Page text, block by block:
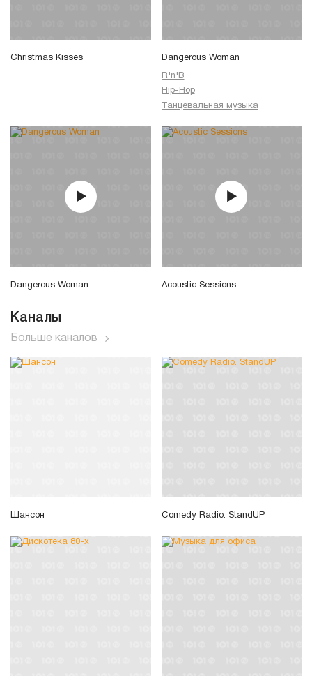
Christmas Kisses Dangerous Woman
R'n'B
Hip-Hop
Танцевальная музыка
Dangerous Woman Acoustic Sessions
Каналы
Больше каналов
Шансон Comedy Radio. StandUP